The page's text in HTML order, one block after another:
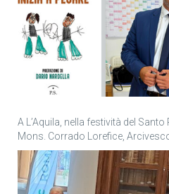
A L’Aquila, nella festività del
Mons. Corrado Lorefice,